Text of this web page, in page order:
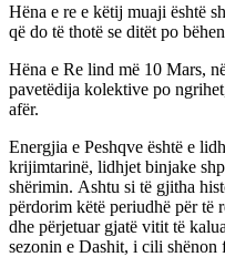
Hëna e re e këtij muaji është
që do të thotë se ditët po
Hëna e Re lind më 10 Mars,
pavetëdija kolektive po
afër.
Energjia e Peshqve është e
krijimtarinë, lidhjet binjake
shërimin. Ashtu si të gjitha
përdorim këtë periudhë për të
dhe përjetuar gjatë vitit të
sezonin e Dashit, i cili shënon